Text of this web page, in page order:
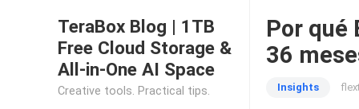
TeraBox Blog | 1TB
Free Cloud Storage &
All-in-One AI Space
Creative tools. Practical tips.
Por qué
36
Insights